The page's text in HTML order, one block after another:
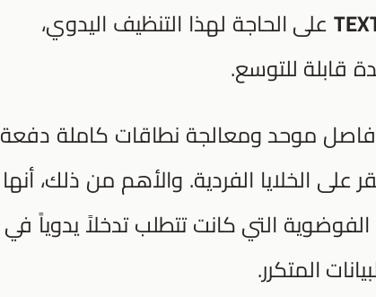
على الحاجة لهذا التنظيف اليدوي،
قابلة للتوسع.
موحد ومعالجة نطاقات كاملة دفعة
على الخلايا الفردية. والأهم من ذلك، أنها
التي كانت تتطلب تدخلاً يدوياً في
المتكرر.